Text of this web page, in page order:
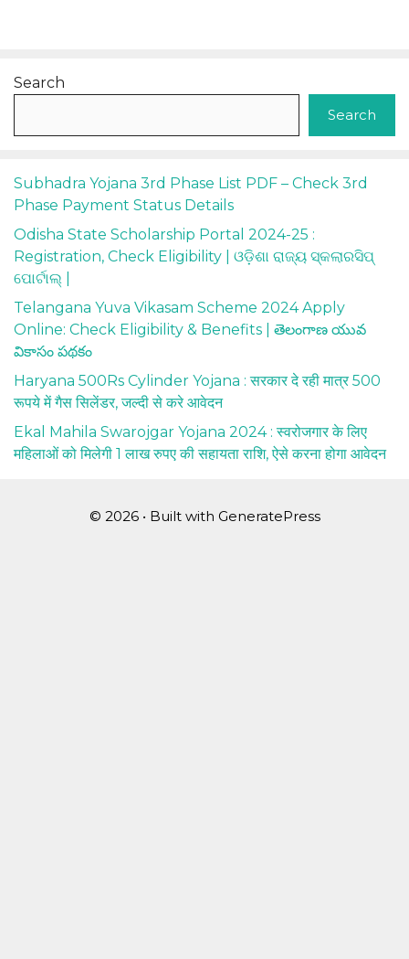
Search
Search
Subhadra Yojana 3rd Phase List PDF – Check 3rd
Phase Payment Status Details
Odisha State Scholarship Portal 2024-25 :
Registration, Check Eligibility | ଓଡ଼ିଶା ରାଜ୍ୟ ସ୍କଲାରସିପ୍
ପୋର୍ଟାଲ୍ |
Telangana Yuva Vikasam Scheme 2024 Apply
Online: Check Eligibility & Benefits | తెలంగాణ యువ
వికాసం పథకం
Haryana 500Rs Cylinder Yojana : सरकार दे रही मात्र 500
रूपये में गैस सिलेंडर, जल्दी से करे आवेदन
Ekal Mahila Swarojgar Yojana 2024 : स्वरोजगार के लिए
महिलाओं को मिलेगी 1 लाख रुपए की सहायता राशि, ऐसे करना होगा आवेदन
© 2026 • Built with GeneratePress